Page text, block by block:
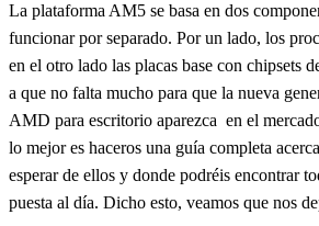
La plataforma AM5 se basa en dos
funcionar por separado. Por un lado, los
en el otro lado las placas base con chipsets
a que no falta mucho para que la nueva
AMD para escritorio aparezca en el
lo mejor es haceros una guía completa
esperar de ellos y donde podréis encontrar
puesta al día. Dicho esto, veamos que nos